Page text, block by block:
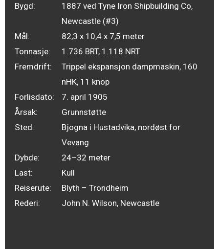
Bygd:
1887 ved Tyne Iron Shipbuilding Co,
Newcastle (#3)
Mål:
82,3 x 10,4 x 7,5 meter
Tonnasje:
1.736 BRT, 1.118 NRT
Fremdrift:
Trippel ekspansjon dampmaskin, 160
nHK, 11 knop
Forlisdato:
7. april 1905
Årsak:
Grunnstøtte
Sted:
Bjogna i Hustadvika, nordøst for
Vevang
Dybde:
24–32 meter
Last:
Kull
Reiserute:
Blyth – Trondheim
Rederi:
John N. Wilson, Newcastle